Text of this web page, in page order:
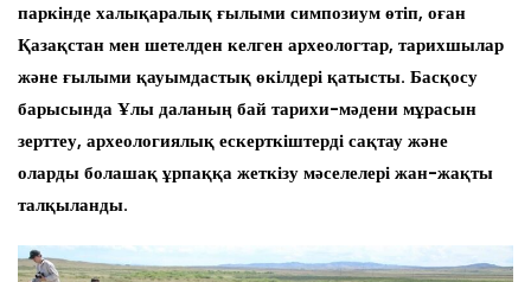
паркінде халықаралық ғылыми симпозиум өтіп, оған
Қазақстан мен шетелден келген археологтар, тарихшылар
және ғылыми қауымдастық өкілдері қатысты. Басқосу
барысында Ұлы даланың бай тарихи-мәдени мұрасын
зерттеу, археологиялық ескерткіштерді сақтау және
оларды болашақ ұрпаққа жеткізу мәселелері жан-жақты
талқыланды.